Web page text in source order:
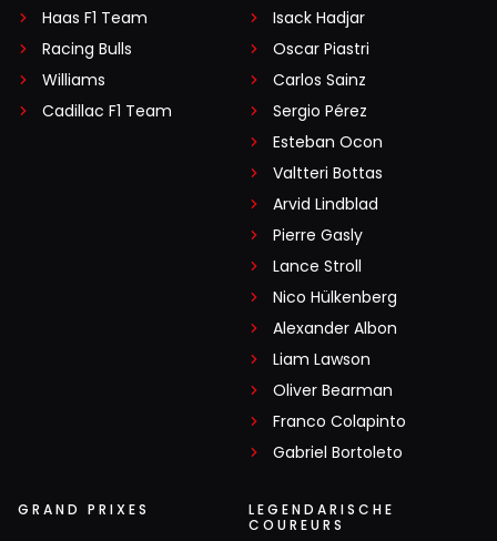
Haas F1 Team
Racing Bulls
Williams
Cadillac F1 Team
Isack Hadjar
Oscar Piastri
Carlos Sainz
Sergio Pérez
Esteban Ocon
Valtteri Bottas
Arvid Lindblad
Pierre Gasly
Lance Stroll
Nico Hülkenberg
Alexander Albon
Liam Lawson
Oliver Bearman
Franco Colapinto
Gabriel Bortoleto
GRAND PRIXES
LEGENDARISCHE
COUREURS